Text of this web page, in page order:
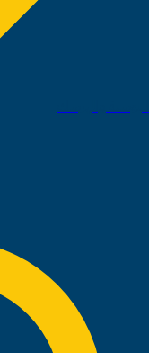
البوسنة والهرسك